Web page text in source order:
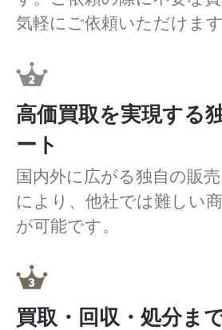
気軽にご依頼いただけます
高価買取を実現する
ート
国内外に広がる独自の販
により、他社では難しい
が可能です。
買取・回収・処分ま